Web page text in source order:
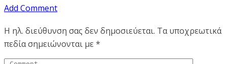
Add Comment
Η ηλ. διεύθυνση σας δεν δημοσιεύεται. Τα υποχρεωτικά
πεδία σημειώνονται με*